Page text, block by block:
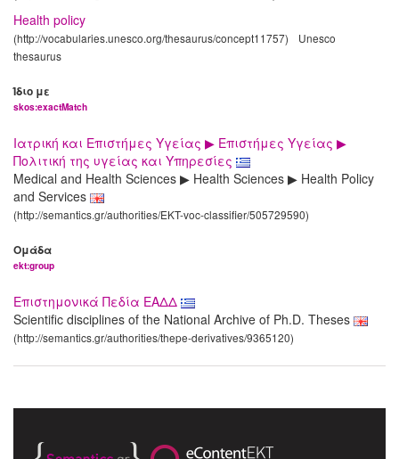
Health policy
(http://vocabularies.unesco.org/thesaurus/concept11757)
Unesco
thesaurus
Ίδιο με
skos:exactMatch
Ιατρική και Επιστήμες Υγείας ▶ Επιστήμες Υγείας ▶
Πολιτική της υγείας και Υπηρεσίες
Medical and Health Sciences ▶ Health Sciences ▶ Health Policy
and Services
(http://semantics.gr/authorities/EKT-voc-classifier/505729590)
Ομάδα
ekt:group
Επιστημονικά Πεδία ΕΑΔΔ
Scientific disciplines of the National Archive of Ph.D. Theses
(http://semantics.gr/authorities/thepe-derivatives/9365120)